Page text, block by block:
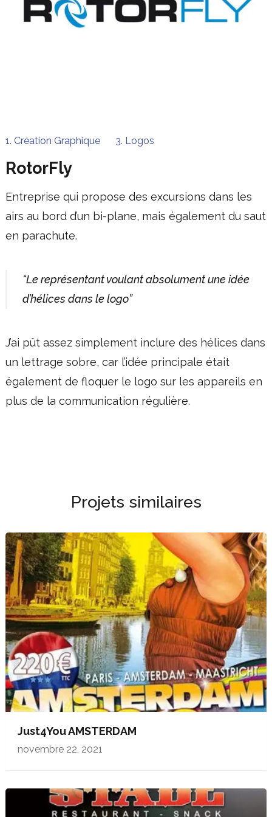
1. Création Graphique 3. Logos
RotorFly
Entreprise qui propose des excursions dans les
airs au bord d’un bi-plane, mais également du saut
en parachute.
“Le représentant voulant absolument une idée
d’hélices dans le logo”
J’ai pût assez simplement inclure des hélices dans
un lettrage sobre, car l’idée principale était
également de floquer le logo sur les appareils en
plus de la communication régulière.
Projets similaires
Just4You AMSTERDAM
novembre 22, 2021